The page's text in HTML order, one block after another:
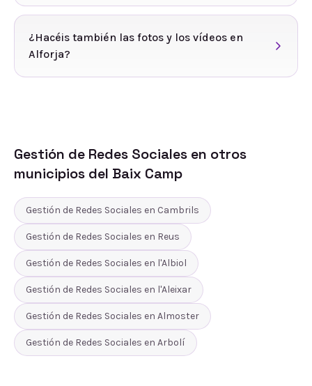
¿Hacéis también las fotos y los vídeos en
Alforja?
Gestión de Redes Sociales en otros
municipios del Baix Camp
Gestión de Redes Sociales en Cambrils
Gestión de Redes Sociales en Reus
Gestión de Redes Sociales en l'Albiol
Gestión de Redes Sociales en l'Aleixar
Gestión de Redes Sociales en Almoster
Gestión de Redes Sociales en Arbolí